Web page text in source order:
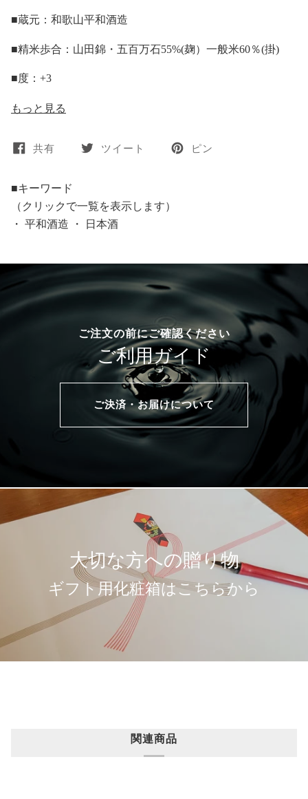
■蔵元：和歌山平和酒造
■精米歩合：山田錦・五百万石55%(麹）一般米60％(掛)
■度：+3
もっと見る
共有 ツイート ピン
■キーワード
（クリックで一覧を表示します）
・ 平和酒造 ・ 日本酒
ご注文の前にご確認ください
ご利用ガイド
ご決済・お届けについて
大切な方への贈り物
ギフト用化粧箱はこちらから
関連商品